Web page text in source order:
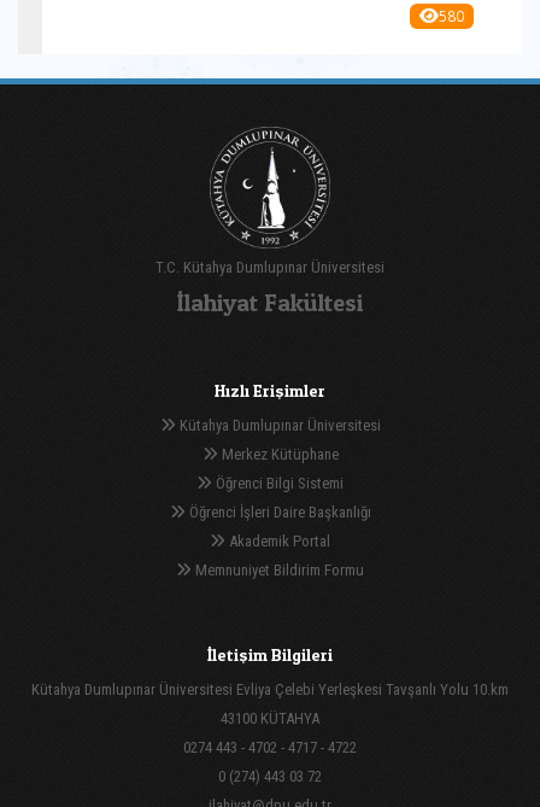
580
T.C. Kütahya Dumlupınar Üniversitesi
İlahiyat Fakültesi
Hızlı Erişimler
Kütahya Dumlupınar Üniversitesi
Merkez Kütüphane
Öğrenci Bilgi Sistemi
Öğrenci İşleri Daire Başkanlığı
Akademik Portal
Memnuniyet Bildirim Formu
İletişim Bilgileri
Kütahya Dumlupınar Üniversitesi Evliya Çelebi Yerleşkesi Tavşanlı Yolu 10.km
43100 KÜTAHYA
0274 443 - 4702 - 4717 - 4722
0 (274) 443 03 72